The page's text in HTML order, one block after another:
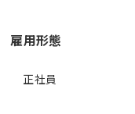
雇用形態
正社員